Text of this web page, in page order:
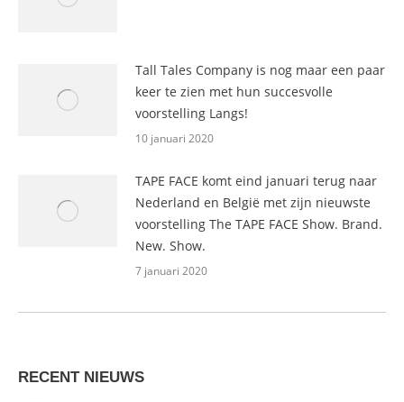
Tall Tales Company is nog maar een paar
keer te zien met hun succesvolle
voorstelling Langs!
10 januari 2020
TAPE FACE komt eind januari terug naar
Nederland en België met zijn nieuwste
voorstelling The TAPE FACE Show. Brand.
New. Show.
7 januari 2020
RECENT NIEUWS